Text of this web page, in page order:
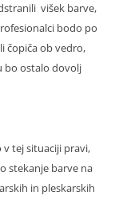
višek barve,
bodo po
čopiča ob vedro,
bo ostalo dovolj
tej situaciji pravi,
stekanje barve na
in pleskarskih